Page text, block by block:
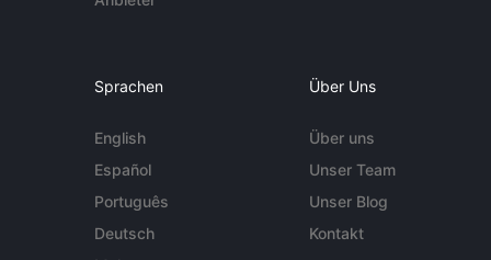
Sprachen
English
Español
Português
Deutsch
Über Uns
Über uns
Unser Team
Unser Blog
Kontakt